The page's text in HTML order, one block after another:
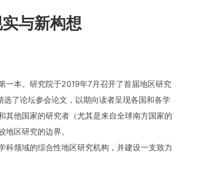
与新构想
一本。研究院于2019年7月召开了首届地区研究
了论坛参会论文，以期向读者呈现各国和各学
其他国家的研究者（尤其是来自全球南方国家的
区研究的边界。
领域的综合性地区研究机构，并建设一支致力